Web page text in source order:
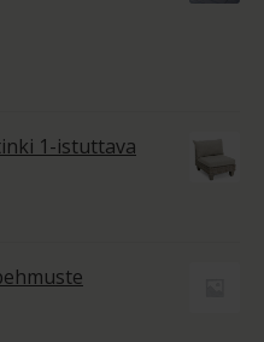
€ 1-istuttava